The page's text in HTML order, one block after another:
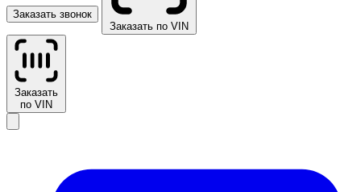
Заказать звонок
Заказать по VIN
Заказать
по VIN